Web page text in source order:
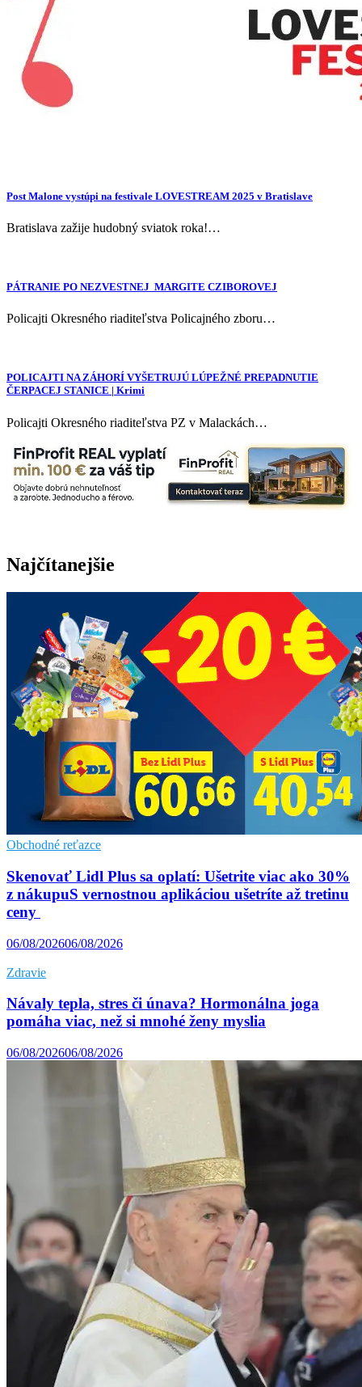
Post Malone vystúpi na festivale LOVESTREAM 2025 v Bratislave
Bratislava zažije hudobný sviatok roka!…
PÁTRANIE PO NEZVESTNEJ MARGITE CZIBOROVEJ
Policajti Okresného riaditeľstva Policajného zboru…
POLICAJTI NA ZÁHORÍ VYŠETRUJÚ LÚPEŽNÉ PREPADNUTIE
ČERPACEJ STANICE | Krimi
Policajti Okresného riaditeľstva PZ v Malackách…
Najčítanejšie
Obchodné reťazce
Skenovať Lidl Plus sa oplatí: Ušetrite viac ako 30%
z nákupuS vernostnou aplikáciou ušetríte až tretinu
ceny
06/08/202606/08/2026
Zdravie
Návaly tepla, stres či únava? Hormonálna joga
pomáha viac, než si mnohé ženy myslia
06/08/202606/08/2026